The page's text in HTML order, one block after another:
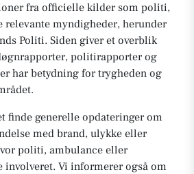
fra officielle kilder som politi,
relevante myndigheder, herunder
Politi. Siden giver et overblik
politirapporter og
har betydning for trygheden og
finde generelle opdateringer om
med brand, ulykke eller
politi, ambulance eller
Vi informerer også om